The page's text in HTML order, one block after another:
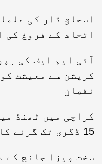
اسحاق ڈار کی
اتحاد کے فروغ کی
آئی ایم ایف کی
نقصان
کراچی میں ٹھنڈ
15 ڈگری تک گرنے کا امکان